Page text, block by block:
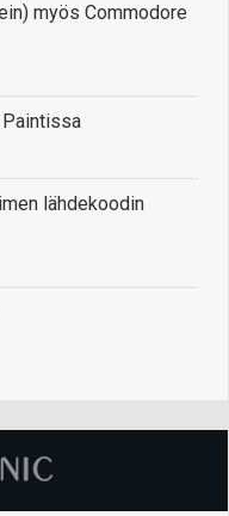
myös Commodore
lähdekoodin